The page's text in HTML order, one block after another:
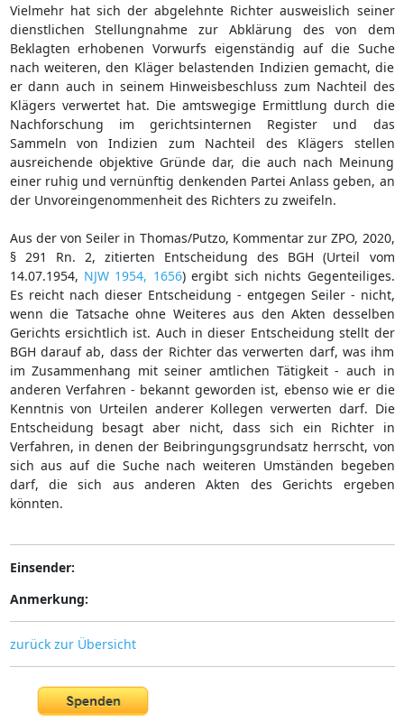
Vielmehr hat sich der abgelehnte Richter ausweislich seiner
dienstlichen Stellungnahme zur Abklärung des von dem
Beklagten erhobenen Vorwurfs eigenständig auf die Suche
nach weiteren, den Kläger belastenden Indizien gemacht, die
er dann auch in seinem Hinweisbeschluss zum Nachteil des
Klägers verwertet hat. Die amtswegige Ermittlung durch die
Nachforschung im gerichtsinternen Register und das
Sammeln von Indizien zum Nachteil des Klägers stellen
ausreichende objektive Gründe dar, die auch nach Meinung
einer ruhig und vernünftig denkenden Partei Anlass geben, an
der Unvoreingenommenheit des Richters zu zweifeln.
Aus der von Seiler in Thomas/Putzo, Kommentar zur ZPO, 2020,
§ 291 Rn. 2, zitierten Entscheidung des BGH (Urteil vom
14.07.1954, NJW 1954, 1656) ergibt sich nichts Gegenteiliges.
Es reicht nach dieser Entscheidung - entgegen Seiler - nicht,
wenn die Tatsache ohne Weiteres aus den Akten desselben
Gerichts ersichtlich ist. Auch in dieser Entscheidung stellt der
BGH darauf ab, dass der Richter das verwerten darf, was ihm
im Zusammenhang mit seiner amtlichen Tätigkeit - auch in
anderen Verfahren - bekannt geworden ist, ebenso wie er die
Kenntnis von Urteilen anderer Kollegen verwerten darf. Die
Entscheidung besagt aber nicht, dass sich ein Richter in
Verfahren, in denen der Beibringungsgrundsatz herrscht, von
sich aus auf die Suche nach weiteren Umständen begeben
darf, die sich aus anderen Akten des Gerichts ergeben
könnten.
Einsender:
Anmerkung:
zurück zur Übersicht